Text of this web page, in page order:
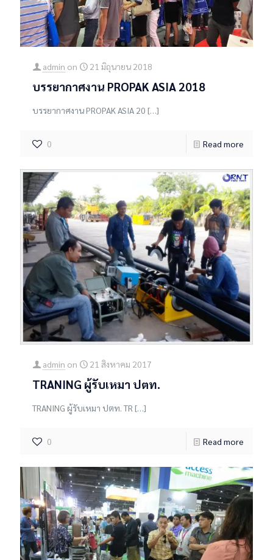
admin on 21 มิถุนายน 2018
บรรยากาศงาน PROPAK ASIA 2018
บรรยากาศงาน PROPAK ASIA 20 […]
0 Read more
admin on 21 สิงหาคม 2017
TRANING ผู้รับเหมา ปตท.
TRANING ผู้รับเหมา ปตท. TR […]
0 Read more